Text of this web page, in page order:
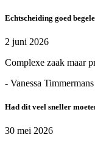
Echtscheiding goed
2 juni 2026
Complexe zaak maar
- Vanessa Timmermans
Had dit veel sneller
30 mei 2026